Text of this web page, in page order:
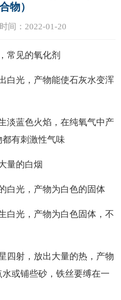
物）
间：2022-01-20
常见的氧化剂
白光，产物能使石灰水变浑
淡蓝色火焰，在纯氧气中产
有刺激性气味
量的白烟
白光，产物为白色的固体
白光，产物为白色固体，不
四射，放出大量的热，产物
或铺些砂，铁丝要缚在一